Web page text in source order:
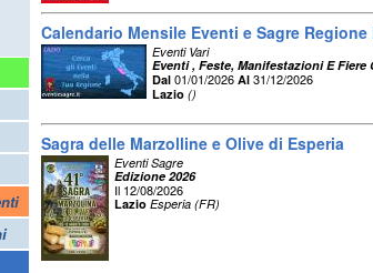
Calendario Mensile Eventi e Sagre Regione
Eventi Vari
Eventi , Feste, Manifestazioni E
Dal 01/01/2026 Al 31/12/2026
Lazio ()
Sagra delle Marzolline e Olive di Esperia
Eventi Sagre
Edizione 2026
Il 12/08/2026
Lazio Esperia (FR)